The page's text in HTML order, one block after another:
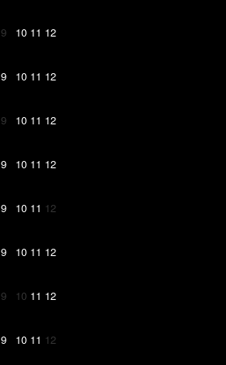
9 10 11 12
9 10 11 12
9 10 11 12
9 10 11 12
9 10 11 12
9 10 11 12
9 10 11 12
9 10 11 12